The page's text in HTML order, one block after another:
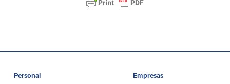
Programa de sensibilização do
Comunidade
Comunidade
Programas de
Personal Empresas